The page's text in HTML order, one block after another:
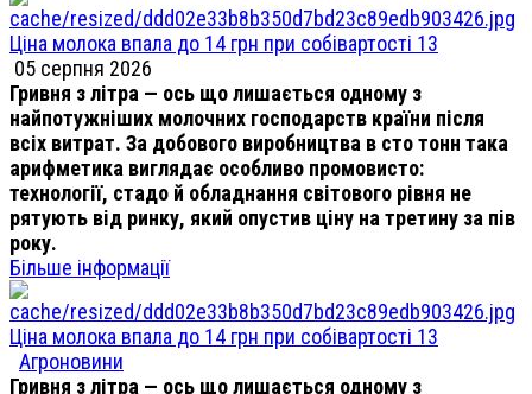
Ціна молока впала до 14 грн при собівартості 13
05 серпня 2026
Гривня з літра — ось що лишається одному з
найпотужніших молочних господарств країни після
всіх витрат. За добового виробництва в сто тонн така
арифметика виглядає особливо промовисто:
технології, стадо й обладнання світового рівня не
рятують від ринку, який опустив ціну на третину за пів
року.
Більше інформації
Ціна молока впала до 14 грн при собівартості 13
Агроновини
Гривня з літра — ось що лишається одному з